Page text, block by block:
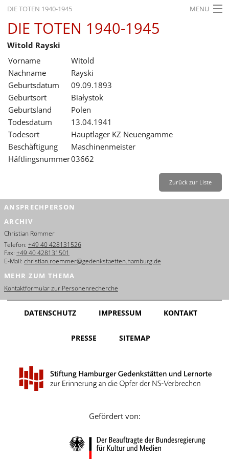
DIE TOTEN 1940-1945 MENU
STARTSEITE
AKTUELLES
AUSSTELLUNGEN
GESCHICHTE
BILDUNG
FORSCHUNG
SERVICE
Français
Dansk
Español
Nederlands
Português
Русский
Leichte Sprache
DIE TOTEN 1940-1945
Witold Rayski
Vorname
Witold
Nachname
Rayski
Geburtsdatum
09.09.1893
Geburtsort
Białystok
Geburtsland
Polen
Todesdatum
13.04.1941
Todesort
Hauptlager KZ Neuengamme
Beschäftigung
Maschinenmeister
Häftlingsnummer03662
Zurück zur Liste
ANSPRECHPERSON
ARCHIV
Christian Römmer
Telefon: +49 40 428131526
Fax: +49 40 428131501
E-Mail: christian.roemmer@gedenkstaetten.hamburg.de
MEHR ZUM THEMA
Kontaktformular zur Personenrecherche
DATENSCHUTZ IMPRESSUM KONTAKT
PRESSE SITEMAP
Gefördert von: